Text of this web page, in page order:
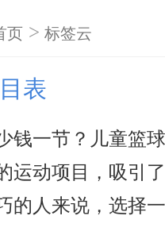
页 > 标签云
表
钱一节？儿童篮
运动项目，吸引
的人来说，选择